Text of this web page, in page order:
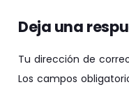
Deja una
Tu dirección de
Los campos